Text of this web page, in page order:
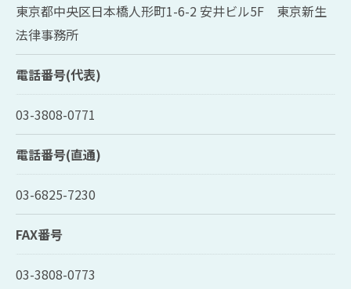
東京都中央区日本橋人形町1-6-2 安井ビル5F 東京新生
法律事務所
電話番号(代表)
03-3808-0771
電話番号(直通)
03-6825-7230
FAX番号
03-3808-0773